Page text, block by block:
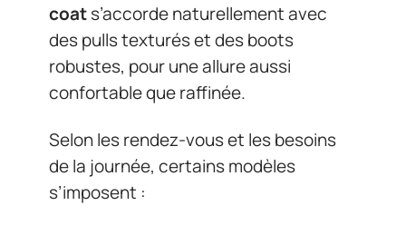
coats’accorde naturellement avec
des pulls texturés et des boots
robustes, pour une allure aussi
confortable que raffinée.
Selon les rendez-vous et les besoins
de la journée, certains modèles
s’imposent :